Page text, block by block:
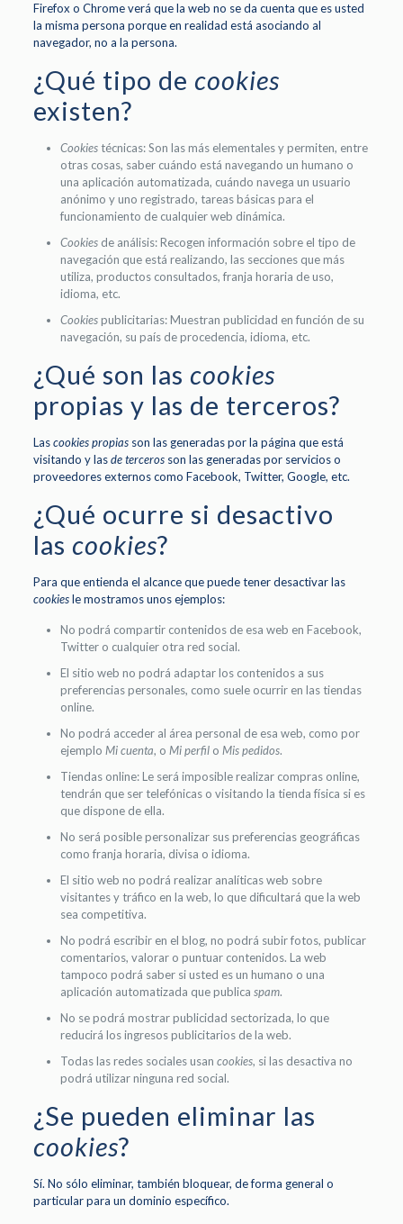
Firefox o Chrome verá que la web no se da cuenta que es usted
la misma persona porque en realidad está asociando al
navegador, no a la persona.
¿Qué tipo de cookies
existen?
Cookiestécnicas: Son las más elementales y permiten, entre
otras cosas, saber cuándo está navegando un humano o
una aplicación automatizada, cuándo navega un usuario
anónimo y uno registrado, tareas básicas para el
funcionamiento de cualquier web dinámica.
Cookiesde análisis: Recogen información sobre el tipo de
navegación que está realizando, las secciones que más
utiliza, productos consultados, franja horaria de uso,
idioma, etc.
Cookiespublicitarias: Muestran publicidad en función de su
navegación, su país de procedencia, idioma, etc.
¿Qué son las cookies
propias y las de terceros?
Lascookies propiasson las generadas por la página que está
visitando y lasde tercerosson las generadas por servicios o
proveedores externos como Facebook, Twitter, Google, etc.
¿Qué ocurre si desactivo
las cookies?
Para que entienda el alcance que puede tener desactivar las
cookiesle mostramos unos ejemplos:
No podrá compartir contenidos de esa web en Facebook,
Twitter o cualquier otra red social.
El sitio web no podrá adaptar los contenidos a sus
preferencias personales, como suele ocurrir en las tiendas
online.
No podrá acceder al área personal de esa web, como por
ejemplo Mi cuenta, o Mi perfilo Mis pedidos.
Tiendas online: Le será imposible realizar compras online,
tendrán que ser telefónicas o visitando la tienda física si es
que dispone de ella.
No será posible personalizar sus preferencias geográficas
como franja horaria, divisa o idioma.
El sitio web no podrá realizar analíticas web sobre
visitantes y tráfico en la web, lo que dificultará que la web
sea competitiva.
No podrá escribir en el blog, no podrá subir fotos, publicar
comentarios, valorar o puntuar contenidos. La web
tampoco podrá saber si usted es un humano o una
aplicación automatizada que publica spam.
No se podrá mostrar publicidad sectorizada, lo que
reducirá los ingresos publicitarios de la web.
Todas las redes sociales usan cookies, si las desactiva no
podrá utilizar ninguna red social.
¿Se pueden eliminar las
cookies?
Sí. No sólo eliminar, también bloquear, de forma general o
particular para un dominio específico.